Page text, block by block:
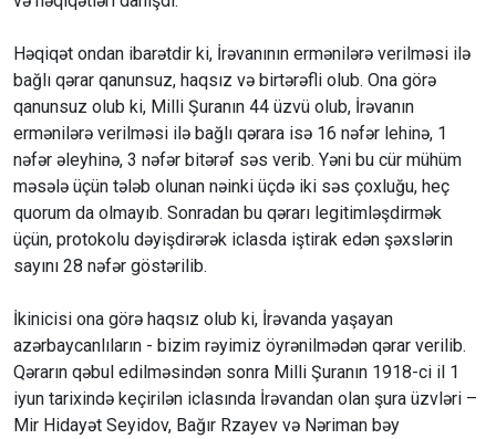
Həqiqət ondan ibarətdir ki, İrəvanının ermənilərə verilməsi ilə
bağlı qərar qanunsuz, haqsız və birtərəfli olub. Ona görə
qanunsuz olub ki, Milli Şuranın 44 üzvü olub, İrəvanın
ermənilərə verilməsi ilə bağlı qərara isə 16 nəfər lehinə, 1
nəfər əleyhinə, 3 nəfər bitərəf səs verib. Yəni bu cür mühüm
məsələ üçün tələb olunan nəinki üçdə iki səs çoxluğu, heç
quorum da olmayıb. Sonradan bu qərarı legitimləşdirmək
üçün, protokolu dəyişdirərək iclasda iştirak edən şəxslərin
sayını 28 nəfər göstərilib.
İkinicisi ona görə haqsız olub ki, İrəvanda yaşayan
azərbaycanlıların - bizim rəyimiz öyrənilmədən qərar verilib.
Qərarın qəbul edilməsindən sonra Milli Şuranın 1918-ci il 1
iyun tarixində keçirilən iclasında İrəvandan olan şura üzvləri –
Mir Hidayət Seyidov, Bağır Rzayev və Nəriman bəy